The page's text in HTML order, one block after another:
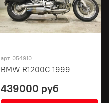
арт. 054910
BMW R1200C 1999
439000 руб